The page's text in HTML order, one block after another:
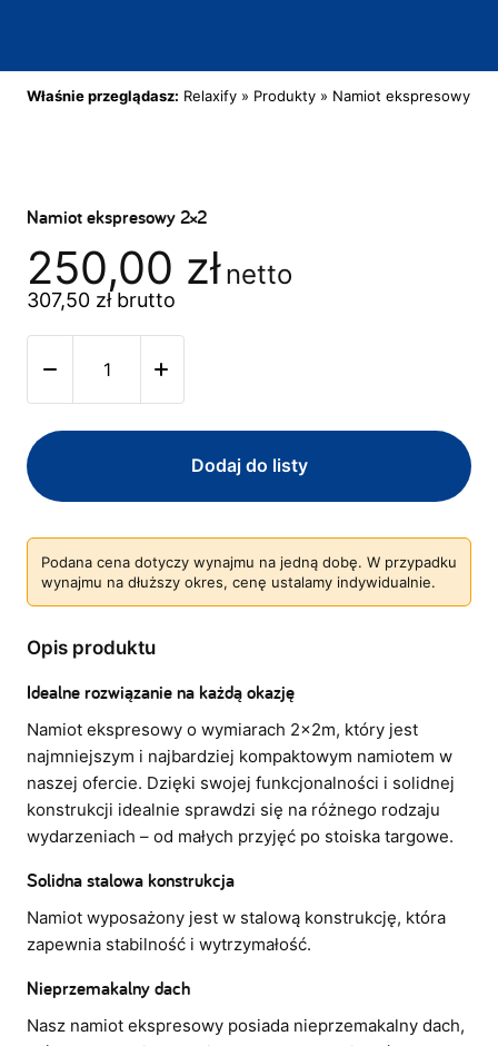
Właśnie przeglądasz: Relaxify » Produkty » Namiot ekspresowy
Namiot ekspresowy 2×2
250,00 zł netto
307,50 złbrutto
Dodaj do listy
Podana cena dotyczy wynajmu na jedną dobę. W przypadku
wynajmu na dłuższy okres, cenę ustalamy indywidualnie.
Opis produktu
Idealne rozwiązanie na każdą okazję
Namiot ekspresowy o wymiarach 2x2m, który jest
najmniejszym i najbardziej kompaktowym namiotem w
naszej ofercie. Dzięki swojej funkcjonalności i solidnej
konstrukcji idealnie sprawdzi się na różnego rodzaju
wydarzeniach – od małych przyjęć po stoiska targowe.
Solidna stalowa konstrukcja
Namiot wyposażony jest w stalową konstrukcję, która
zapewnia stabilność i wytrzymałość.
Nieprzemakalny dach
Nasz namiot ekspresowy posiada nieprzemakalny dach,